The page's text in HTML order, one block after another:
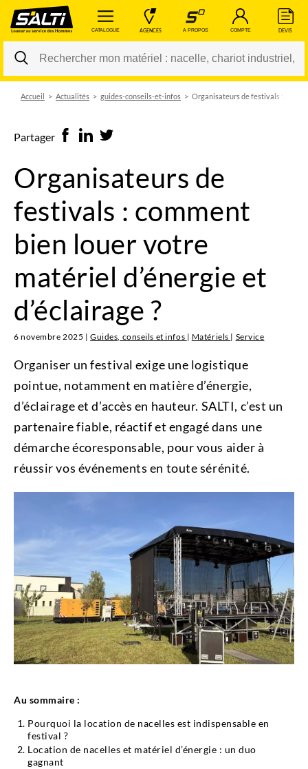
CATALOGUE AGENCES A PROPOS COMPTE DEVIS
Changer
Accueil Actualités guides-conseils-et-infos Organisateurs de festivals :
Partager
Organisateurs de
festivals : comment
bien louer votre
matériel d’énergie et
d’éclairage ?
6 novembre 2025 |Guides, conseils et infos | Matériels | Service
Organiser un festival exige une logistique
pointue, notamment en matière d’énergie,
d’éclairage et d’accès en hauteur. SALTI, c’est un
partenaire fiable, réactif et engagé dans une
démarche écoresponsable, pour vous aider à
réussir vos événements en toute sérénité.
Au sommaire :
Pourquoi la location de nacelles est indispensable en
festival ?
Location de nacelles et matériel d’énergie : un duo
gagnant